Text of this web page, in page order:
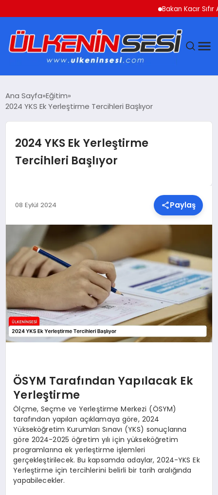
Bakan Kacır Sıfır
GÜNDEM
MAGAZIN
TEKNOLOJI
YAŞAM
MALATYA HABERLERI
Ana Sayfa Eğitim
2024 YKS Ek Yerleştirme Tercihleri Başlıyor
2024 YKS Ek Yerleştirme
Tercihleri Başlıyor
08 Eylül 2024 Paylaş
ÖSYM Tarafından Yapılacak Ek
Yerleştirme
Ölçme, Seçme ve Yerleştirme Merkezi (ÖSYM)
tarafından yapılan açıklamaya göre, 2024
Yükseköğretim Kurumları Sınavı (YKS) sonuçlarına
göre 2024-2025 öğretim yılı için yükseköğretim
programlarına ek yerleştirme işlemleri
gerçekleştirilecek. Bu kapsamda adaylar, 2024-YKS Ek
Yerleştirme için tercihlerini belirli bir tarih aralığında
yapabilecekler.